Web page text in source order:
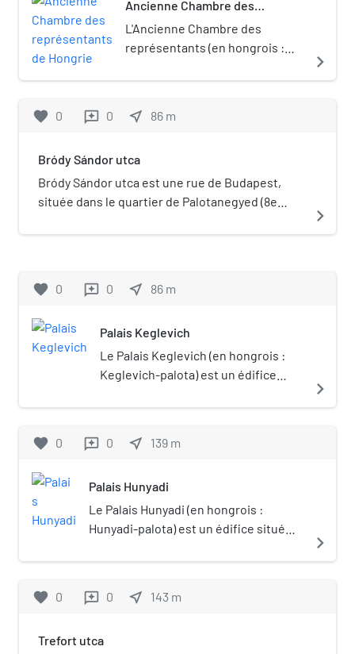
Ancienne Chambre des
L'Ancienne Chambre des
représentants (en hongrois :
édifice situé dans le 8e
navigate_next
favorite 0 reviews 0 near_me 86 m
Bródy Sándor utca
Bródy Sándor utca est une rue de Budapest,
située dans le quartier de Palotanegyed (8e
navigate_next
favorite 0 reviews 0 near_me 86 m
Palais Keglevich
Le Palais Keglevich (en hongrois :
Keglevich-palota) est un édifice
Budapest.
navigate_next
favorite 0 reviews 0 near_me 139 m
Palais Hunyadi
Le Palais Hunyadi (en hongrois :
Hunyadi-palota) est un édifice situé
Budapest.
navigate_next
favorite 0 reviews 0 near_me 143 m
Trefort utca